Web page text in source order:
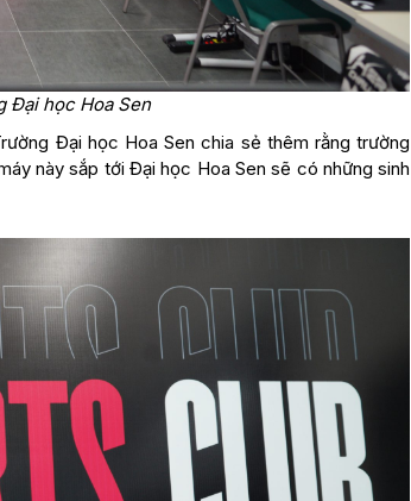
Đại học Hoa Sen
Đại học Hoa Sen chia sẻ thêm rằng trường
này sắp tới Đại học Hoa Sen sẽ có những sinh